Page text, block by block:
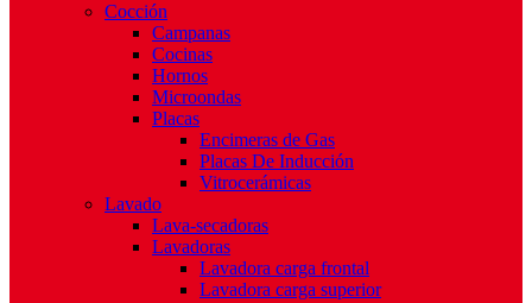
Cocción
Campanas
Cocinas
Hornos
Microondas
Placas
Encimeras de Gas
Placas De Inducción
Vitrocerámicas
Lavado
Lava-secadoras
Lavadoras
Lavadora carga frontal
Lavadora carga superior